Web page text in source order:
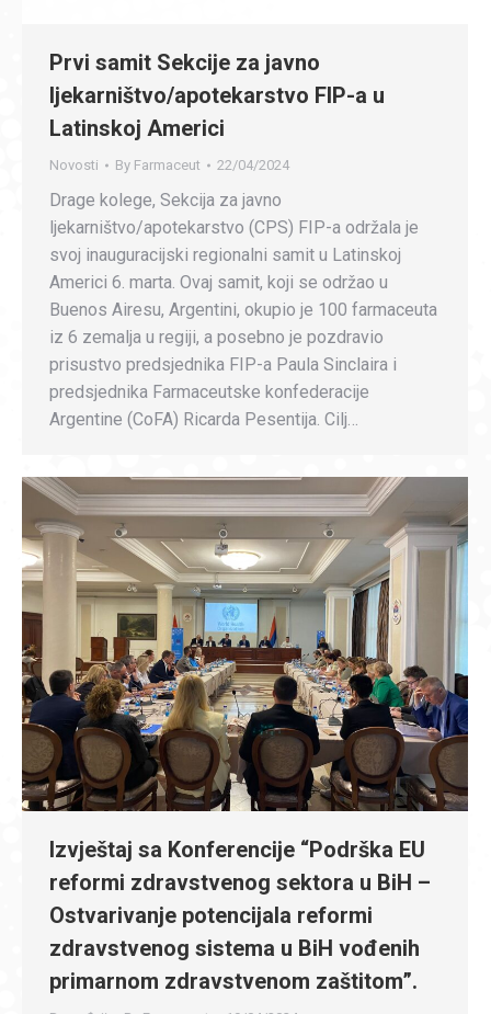
Prvi samit Sekcije za javno
ljekarništvo/apotekarstvo FIP-a u
Latinskoj Americi
Novosti By Farmaceut 22/04/2024
Drage kolege, Sekcija za javno
ljekarništvo/apotekarstvo (CPS) FIP-a održala je
svoj inauguracijski regionalni samit u Latinskoj
Americi 6. marta. Ovaj samit, koji se održao u
Buenos Airesu, Argentini, okupio je 100 farmaceuta
iz 6 zemalja u regiji, a posebno je pozdravio
prisustvo predsjednika FIP-a Paula Sinclaira i
predsjednika Farmaceutske konfederacije
Argentine (CoFA) Ricarda Pesentija. Cilj…
Izvještaj sa Konferencije “Podrška EU
reformi zdravstvenog sektora u BiH –
Ostvarivanje potencijala reformi
zdravstvenog sistema u BiH vođenih
primarnom zdravstvenom zaštitom”.